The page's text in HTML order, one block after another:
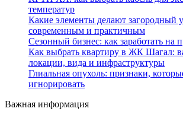
температур
Какие элементы делают загородный
современным и практичным
Сезонный бизнес: как заработать на
Как выбрать квартиру в ЖК Шагал:
локации, вида и инфраструктуры
Глиальная опухоль: признаки,
игнорировать
Важная информация